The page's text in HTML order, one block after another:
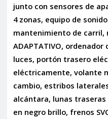
junto con sensores de
4 zonas, equipo de
mantenimiento de carril,
ADAPTATIVO,
luces, portón trasero
eléctricamente, volante
cambio, estribos
alcántara, lunas
en negro brillo, frenos